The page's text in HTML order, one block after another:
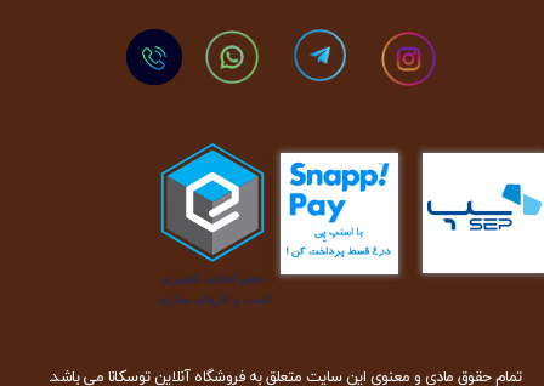
تمام حقوق مادی و معنوی این سایت متعلق به فروشگاه آنلاین توسکانا می باشد.